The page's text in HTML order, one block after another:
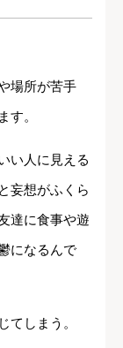
場所が苦手
す。
い人に見える
妄想がふくら
達に食事や遊
になるんで
てしまう。